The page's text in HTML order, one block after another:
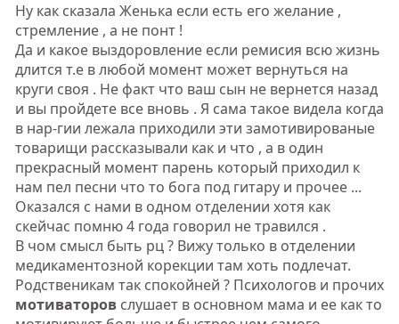
Ну как сказала Женька если есть его желание ,
стремление , а не понт !
Да и какое выздоровление если ремисия всю жизнь
длится т.е в любой момент может вернуться на
круги своя . Не факт что ваш сын не вернется назад
и вы пройдете все вновь . Я сама такое видела когда
в нар-гии лежала приходили эти замотивированые
товарищи рассказывали как и что , а в один
прекрасный момент парень который приходил к
нам пел песни что то бога под гитару и прочее ...
Оказался с нами в одном отделении хотя как
скейчас помню 4 года говорил не травился .
В чом смысл быть рц ? Вижу только в отделении
медикаментозной корекции там хоть подлечат.
Родственикам так спокойней ? Психологов и прочих
мотиваторовслушает в основном мама и ее как то